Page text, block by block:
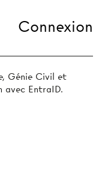
Génie Civil et
avec EntraID.